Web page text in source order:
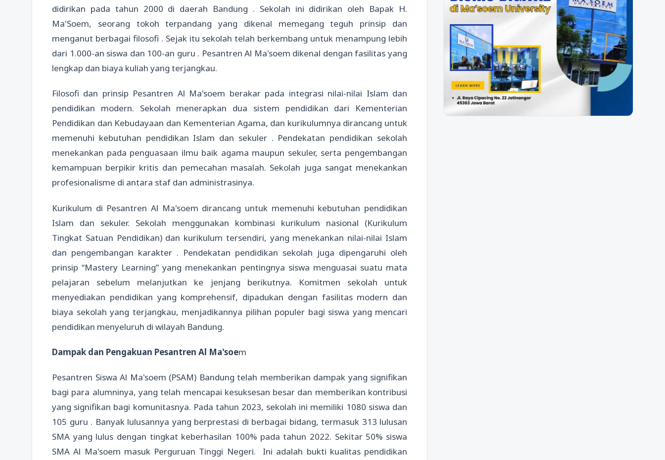
didirikan pada tahun 2000 di daerah Bandung . Sekolah ini didirikan oleh Bapak H.
Ma'Soem, seorang tokoh terpandang yang dikenal memegang teguh prinsip dan
menganut berbagai filosofi . Sejak itu sekolah telah berkembang untuk menampung lebih
dari 1.000-an siswa dan 100-an guru . Pesantren Al Ma'soem dikenal dengan fasilitas yang
lengkap dan biaya kuliah yang terjangkau.
Filosofi dan prinsip Pesantren Al Ma'soem berakar pada integrasi nilai-nilai Islam dan
pendidikan modern. Sekolah menerapkan dua sistem pendidikan dari Kementerian
Pendidikan dan Kebudayaan dan Kementerian Agama, dan kurikulumnya dirancang untuk
memenuhi kebutuhan pendidikan Islam dan sekuler . Pendekatan pendidikan sekolah
menekankan pada penguasaan ilmu baik agama maupun sekuler, serta pengembangan
kemampuan berpikir kritis dan pemecahan masalah. Sekolah juga sangat menekankan
profesionalisme di antara staf dan administrasinya.
Kurikulum di Pesantren Al Ma'soem dirancang untuk memenuhi kebutuhan pendidikan
Islam dan sekuler. Sekolah menggunakan kombinasi kurikulum nasional (Kurikulum
Tingkat Satuan Pendidikan) dan kurikulum tersendiri, yang menekankan nilai-nilai Islam
dan pengembangan karakter . Pendekatan pendidikan sekolah juga dipengaruhi oleh
prinsip “Mastery Learning” yang menekankan pentingnya siswa menguasai suatu mata
pelajaran sebelum melanjutkan ke jenjang berikutnya. Komitmen sekolah untuk
menyediakan pendidikan yang komprehensif, dipadukan dengan fasilitas modern dan
biaya sekolah yang terjangkau, menjadikannya pilihan populer bagi siswa yang mencari
pendidikan menyeluruh di wilayah Bandung.
Dampak dan Pengakuan Pesantren Al Ma'soem
Pesantren Siswa Al Ma'soem (PSAM) Bandung telah memberikan dampak yang signifikan
bagi para alumninya, yang telah mencapai kesuksesan besar dan memberikan kontribusi
yang signifikan bagi komunitasnya. Pada tahun 2023, sekolah ini memiliki 1080 siswa dan
105 guru . Banyak lulusannya yang berprestasi di berbagai bidang, termasuk 313 lulusan
SMA yang lulus dengan tingkat keberhasilan 100% pada tahun 2022. Sekitar 50% siswa
SMA Al Ma'soem masuk Perguruan Tinggi Negeri. Ini adalah bukti kualitas pendidikan